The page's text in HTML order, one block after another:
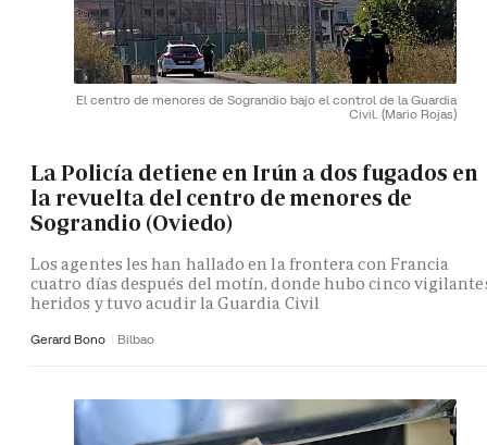
El centro de menores de Sograndio bajo el control de la Guardia
Civil. (Mario Rojas)
La Policía detiene en Irún a dos fugados en
la revuelta del centro de menores de
Sograndio (Oviedo)
Los agentes les han hallado en la frontera con Francia
cuatro días después del motín, donde hubo cinco
heridos y tuvo acudir la Guardia Civil
Gerard Bono Bilbao